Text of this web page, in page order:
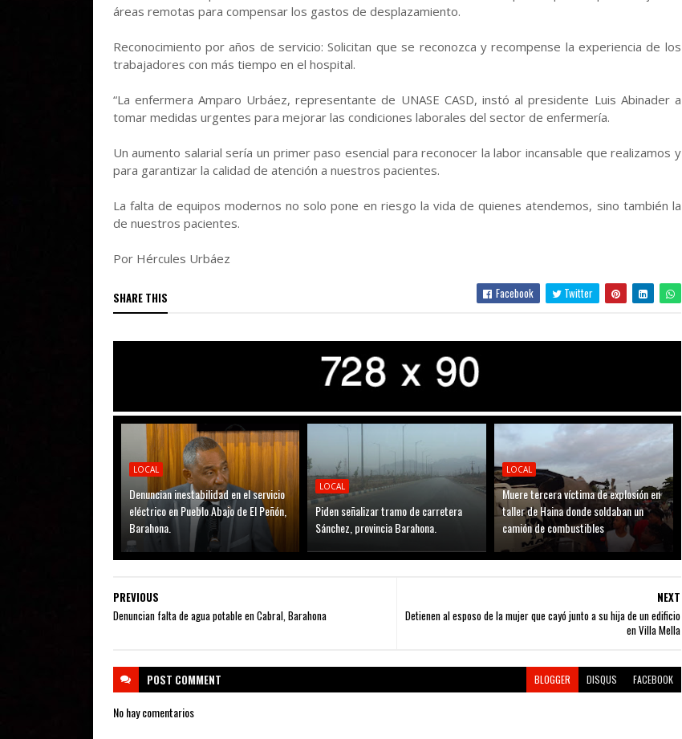
áreas remotas para compensar los gastos de desplazamiento.
Reconocimiento por años de servicio: Solicitan que se reconozca y recompense la experiencia de los
trabajadores con más tiempo en el hospital.
“La enfermera Amparo Urbáez, representante de UNASE CASD, instó al presidente Luis Abinader a
tomar medidas urgentes para mejorar las condiciones laborales del sector de enfermería.
Un aumento salarial sería un primer paso esencial para reconocer la labor incansable que realizamos y
para garantizar la calidad de atención a nuestros pacientes.
La falta de equipos modernos no solo pone en riesgo la vida de quienes atendemos, sino también la
de nuestros pacientes.
Por Hércules Urbáez
SHARE THIS Facebook Twitter
LOCAL
Denuncian inestabilidad en el servicio
eléctrico en Pueblo Abajo de El Peñón,
Barahona.
LOCAL
Piden señalizar tramo de carretera
Sánchez, provincia Barahona.
LOCAL
Muere tercera víctima de explosión en
taller de Haina donde soldaban un
camión de combustibles
NEXT
Detienen al esposo de la mujer que cayó junto a su hija de un edificio
en Villa Mella
PREVIOUS
Denuncian falta de agua potable en Cabral, Barahona
POST COMMENT BLOGGER DISQUS FACEBOOK
No hay comentarios